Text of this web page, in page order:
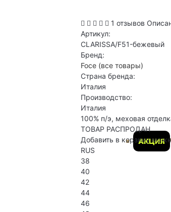
АКЦИЯ
1 отзывов
Артикул:
CLARISSA/F51-бежевый
Бренд:
Foce (все товары)
Страна бренда:
Италия
Производство:
Италия
100% п/э, меховая
ТОВАР РАСПРОДАН
Добавить в корзину
RUS
38
40
42
44
46